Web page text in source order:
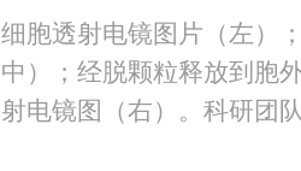
胞透射电镜图片（左）
）；经脱颗粒释放到胞
电镜图（右）。科研团